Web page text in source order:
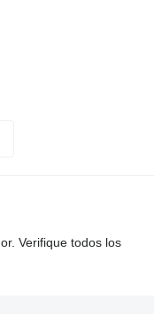
Verifique todos los